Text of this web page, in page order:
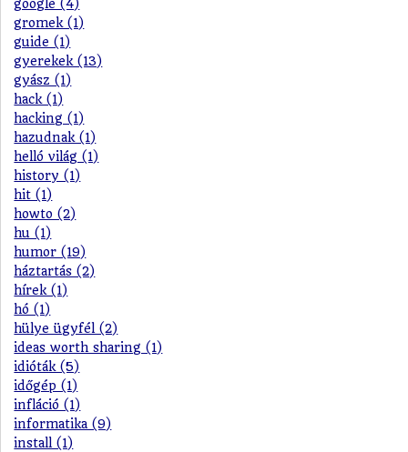
google (4)
gromek (1)
guide (1)
gyerekek (13)
gyász (1)
hack (1)
hacking (1)
hazudnak (1)
helló világ (1)
history (1)
hit (1)
howto (2)
hu (1)
humor (19)
háztartás (2)
hírek (1)
hó (1)
hülye ügyfél (2)
ideas worth sharing (1)
idióták (5)
időgép (1)
infláció (1)
informatika (9)
install (1)